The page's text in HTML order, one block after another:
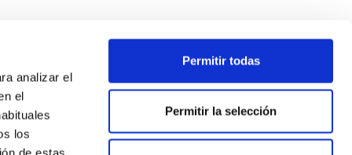
analizar el
el
los
Permitir todas
Permitir la selección